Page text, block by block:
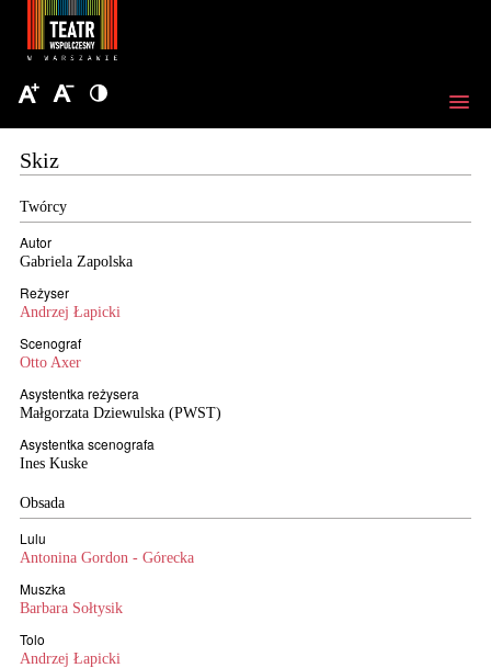
Skiz
Twórcy
Autor
Gabriela Zapolska
Reżyser
Andrzej Łapicki
Scenograf
Otto Axer
Asystentka reżysera
Małgorzata Dziewulska (PWST)
Asystentka scenografa
Ines Kuske
Obsada
Lulu
Antonina Gordon - Górecka
Muszka
Barbara Sołtysik
Tolo
Andrzej Łapicki